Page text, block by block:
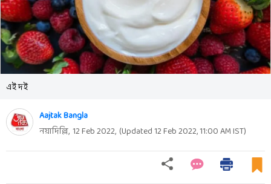
এই দই
Aajtak Bangla
নয়াদিল্লি, 12 Feb 2022, (Updated12 Feb 2022, 11:00 AMIST)